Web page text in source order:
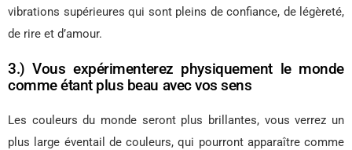
vibrations supérieures qui sont pleins de confiance, de légèreté,
de rire et d’amour.
3.) Vous expérimenterez physiquement le monde
comme étant plus beau avec vos sens
Les couleurs du monde seront plus brillantes, vous verrez un
plus large éventail de couleurs, qui pourront apparaître comme